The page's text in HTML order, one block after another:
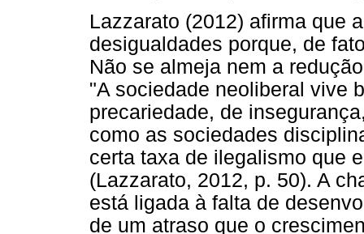
Lazzarato (2012) afirma que
desigualdades porque, de
Não se almeja nem a
"A sociedade neoliberal vive
precariedade, de
como as sociedades
certa taxa de ilegalismo que
(Lazzarato, 2012, p. 50). A
está ligada à falta de
de um atraso que o